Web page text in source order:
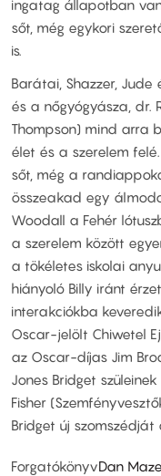
ingatag állapotban
sőt, még egykori
is.
Barátai, Shazzer,
és a nőgyógyásza, dr.
Thompson) mind arra
élet és a szerelem
sőt, még a
összeakad egy
Woodall a Fehér
a szerelem között
a tökéletes iskolai
hiányoló Billy iránt
interakciókba
Oscar-jelölt Chiwetel
az Oscar-díjas Jim
Jones Bridget
Fisher
Bridget új szomszédját
ForgatókönyvDan